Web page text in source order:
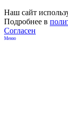
Меню
Наш сайт
Подробнее в
Согласен